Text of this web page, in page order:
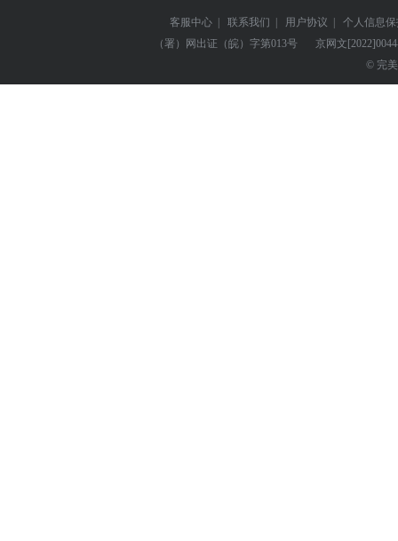
客服中心 | 联系我们 | 用户协议 |
个人信息
（署）网出证（皖）字第013号
京网文
© 完美